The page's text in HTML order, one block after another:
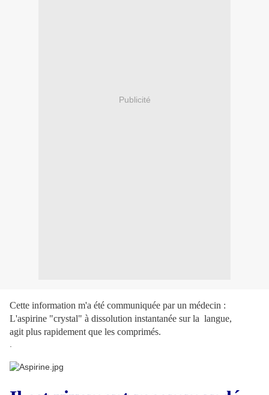
Publicité
Cette information m'a été communiquée par un médecin :
L'aspirine "crystal" à dissolution instantanée sur la langue,
agit plus rapidement que les comprimés.